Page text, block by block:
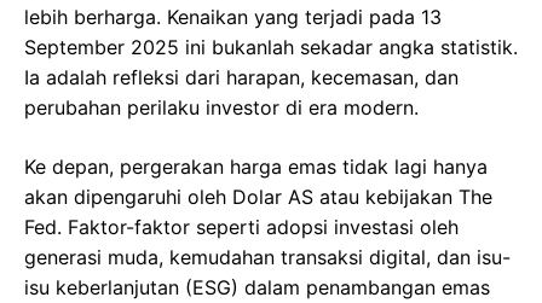
lebih berharga. Kenaikan yang terjadi pada 13
September 2025 ini bukanlah sekadar angka statistik.
Ia adalah refleksi dari harapan, kecemasan, dan
perubahan perilaku investor di era modern.
Ke depan, pergerakan harga emas tidak lagi hanya
akan dipengaruhi oleh Dolar AS atau kebijakan The
Fed. Faktor-faktor seperti adopsi investasi oleh
generasi muda, kemudahan transaksi digital, dan isu-
isu keberlanjutan (ESG) dalam penambangan emas